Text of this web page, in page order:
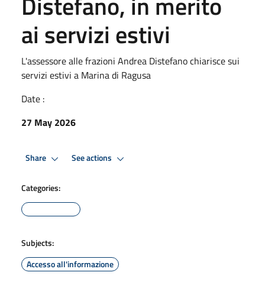
ai servizi estivi
L'assessore alle frazioni Andrea Distefano chiarisce sui
servizi estivi a Marina di Ragusa
Date :
27 May 2026
Share See actions
Categories:
Subjects:
Accesso all'informazione